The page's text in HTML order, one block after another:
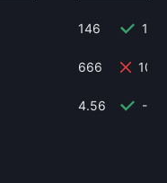
146
666
4.56 -